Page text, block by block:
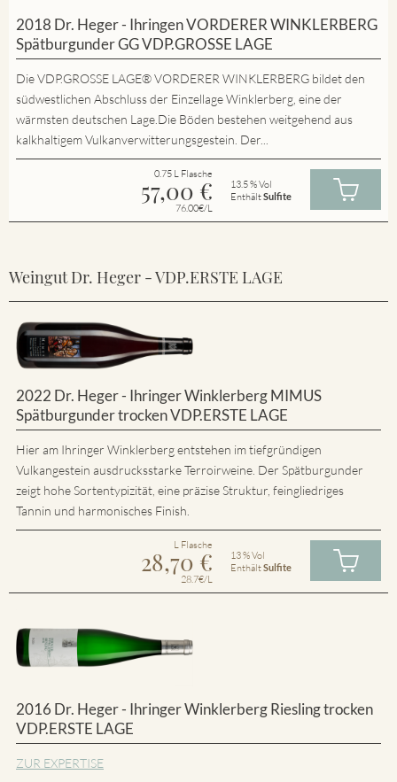
2018 Dr. Heger - Ihringen VORDERER WINKLERBERG
Spätburgunder GG VDP.GROSSE LAGE
Die VDP.GROSSE LAGE® VORDERER WINKLERBERG bildet den
südwestlichen Abschluss der Einzellage Winklerberg, eine der
wärmsten deutschen Lage.Die Böden bestehen weitgehend aus
kalkhaltigem Vulkanverwitterungsgestein. Der...
0.75 L Flasche
57,00 €
76.00€/L
13.5 % Vol
EnthältSulfite
Weingut Dr. Heger - VDP.ERSTE LAGE
2022 Dr. Heger - Ihringer Winklerberg MIMUS
Spätburgunder trocken VDP.ERSTE LAGE
Hier am Ihringer Winklerberg entstehen im tiefgründigen
Vulkangestein ausdrucksstarke Terroirweine. Der Spätburgunder
zeigt hohe Sortentypizität, eine präzise Struktur, feingliedriges
Tannin und harmonisches Finish.
L Flasche
28,70 €
28.7€/L
13 % Vol
EnthältSulfite
2016 Dr. Heger - Ihringer Winklerberg Riesling trocken
VDP.ERSTE LAGE
ZUR EXPERTISE